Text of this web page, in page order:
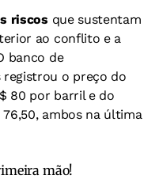
riscos que sustentam
ao conflito e a
banco de
registrou o preço do
80 por barril e do
ambos na última
mão!